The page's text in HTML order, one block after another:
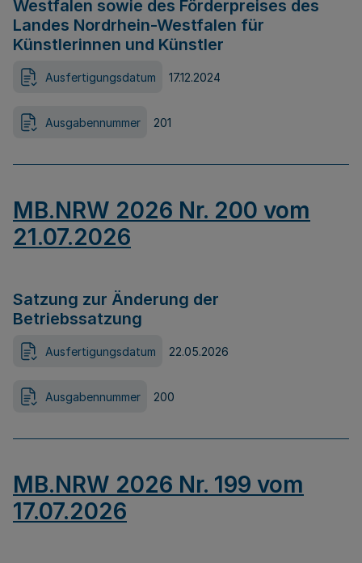
Westfalen sowie des Förderpreises des
Landes Nordrhein-Westfalen für
Künstlerinnen und Künstler
Ausfertigungsdatum 17.12.2024
Ausgabennummer 201
MB.NRW 2026 Nr. 200 vom
21.07.2026
Satzung zur Änderung der
Betriebssatzung
Ausfertigungsdatum 22.05.2026
Ausgabennummer 200
MB.NRW 2026 Nr. 199 vom
17.07.2026